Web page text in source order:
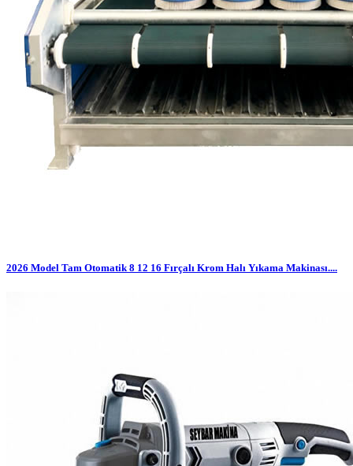
2026 Model Tam Otomatik 8 12 16 Fırçalı Krom Halı Yıkama Makinası....